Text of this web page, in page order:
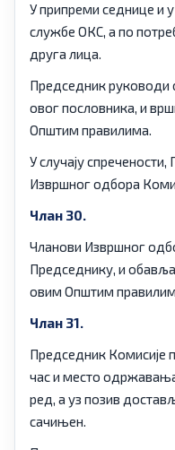
У припреми седнице и
службе ОКС, а по
друга лица.
Председник руководи
овог пословника, и
Општим правилима.
У случају
Извршног одбора
Члан 30.
Чланови Извршног
Председнику, и
овим Општим
Члан 31.
Председник Комисије
час и место
ред, а уз позив
сачињен.